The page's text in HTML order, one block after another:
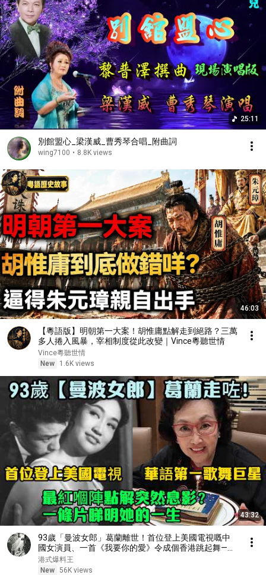
25:11
別館盟心_梁漢威_曹秀琴合唱_附曲詞
wing7100 • 8.8K views
46:03
【粵語版】明朝第一大案！胡惟庸點解走到絕路？三萬
多人捲入風暴，宰相制度從此改變｜Vince粵聽世情
Vince粵聽世情
New
1.6K views
43:32
93歲「曼波女郎」葛蘭離世！首位登上美國電視嘅中
國女演員、一首《我要你的愛》令成個香港跳起舞——
但喺佢最紅嗰陣，佢突然息影、消失足60年：呢個令
荷李活都動心嘅華語第一歌舞巨星，究竟係一個點樣嘅
港式爆料王
New 56K views